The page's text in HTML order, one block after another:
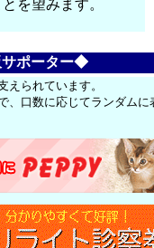
を望みます。
ポーター◆
えられています。
、口数に応じてランダムに